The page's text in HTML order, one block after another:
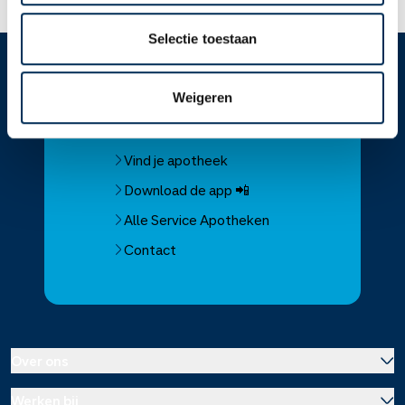
Selectie toestaan
Weigeren
ServiceApotheek
Service Apotheek home
Vind je apotheek
Download de app 📲
Alle Service Apotheken
Contact